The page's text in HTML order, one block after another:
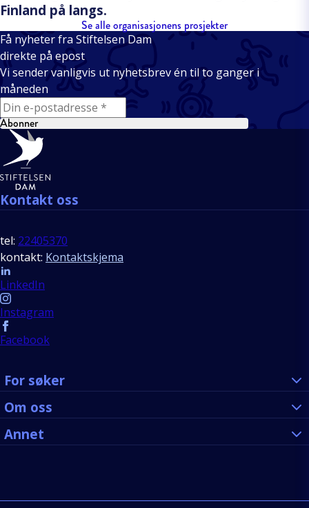
Finland på langs.
Se alle organisasjonens prosjekter
Få nyheter fra Stiftelsen Dam
direkte på epost
Vi sender vanligvis ut nyhetsbrev én til to ganger i
måneden
E-mail
Abonner
Bunntekst
Kontakt oss
tel: 22405370
kontakt: Kontaktskjema
Follow us
LinkedIn
Instagram
Facebook
For søker
Om oss
Annet